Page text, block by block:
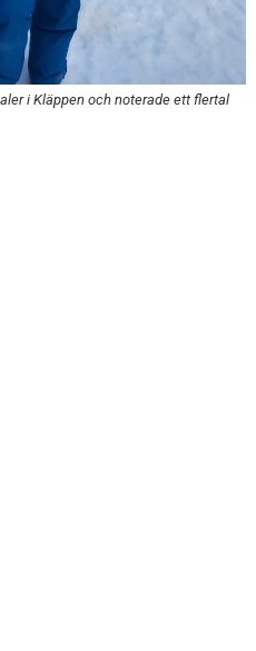
i Kläppen och noterade ett flertal